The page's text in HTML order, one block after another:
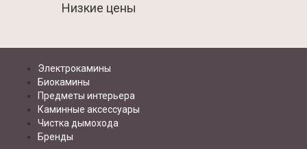
Низкие цены
Электрокамины
Биокамины
Предметы интерьера
Каминные аксессуары
Чистка дымохода
Бренды